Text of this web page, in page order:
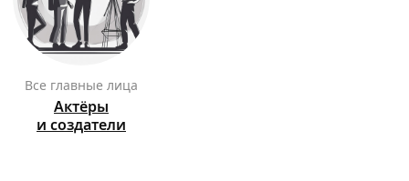
Все главные лица
Актёры
и создатели